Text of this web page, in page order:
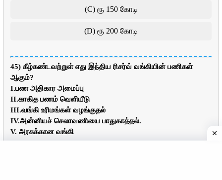
(C) ரூ 150 கோடி
(D) ரூ 200 கோடி
45) கீழ்கண்டவற்றுள் எது இந்திய ரிசர்வ் வங்கியின் பணிகள்
ஆகும்?
I.பண அதிகார அமைப்பு
II.காகித பணம் வெளியீடு
III.வங்கி உரிமங்கள் வழங்குதல்
IV.அன்னியச் செலாவணியை பாதுகாத்தல்.
V. அரசுக்கான வங்கி